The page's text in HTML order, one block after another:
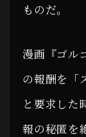
ものだ。
漫画『ゴル
の報酬を「
と要求した
報の秘匿を